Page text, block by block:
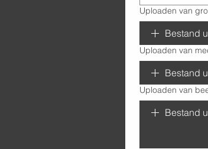
Uploaden van
Bestand
Uploaden van
Bestand
Uploaden van
Bestand